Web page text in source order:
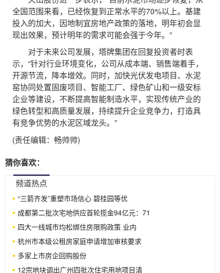
全国范围来看，已经恢复到正常水平的70%以上。基建
投入的加大，因地制宜房地产政策的落地，明年初会显
现出效果，预计明年的需求可能会强于今年。”
对于未来公司发展，塔牌集团在回复投资者时表
示，“针对行业环境变化，公司从成本端、销售端着手，
开源节流，降本增效。同时，加快光伏发电项目、水泥
窑协同处置固废项目、智能工厂、绿色矿山和一级安标
企业等建设，不断提高智能制造水平，实现传统产业的
绿色转型和高质量发展，持续提升企业竞争力，打造具
有竞争优势的水泥区域龙头。”
(责任编辑：畅帅帅)
猜你喜欢：
频道热点
“三箭齐发”重塑市场信心 碧桂园等优
成都第二批次宅地供应首轮揽金94亿元：71
四大一线城市均松绑住房限购政策 业内
杭州市本级公租房家庭申请增加审核要求
多家上市房企回购股份
12宗地块调出广州四批次住宅用地项目清